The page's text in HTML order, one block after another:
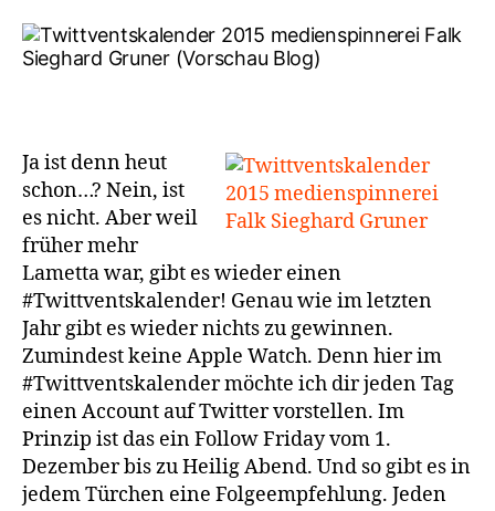
Ja ist denn heut
schon…? Nein, ist
es nicht. Aber weil
früher mehr
Lametta war, gibt es wieder einen
#Twittventskalender! Genau wie im letzten
Jahr gibt es wieder nichts zu gewinnen.
Zumindest keine Apple Watch. Denn hier im
#Twittventskalender möchte ich dir jeden Tag
einen Account auf Twitter vorstellen. Im
Prinzip ist das ein Follow Friday vom 1.
Dezember bis zu Heilig Abend. Und so gibt es in
jedem Türchen eine Folgeempfehlung. Jeden